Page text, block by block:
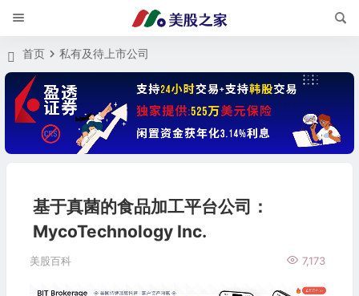
首页 私有及待上市公司
基于真菌的食品加工平台公司：
MycoTechnology Inc.
美股百科 7,173